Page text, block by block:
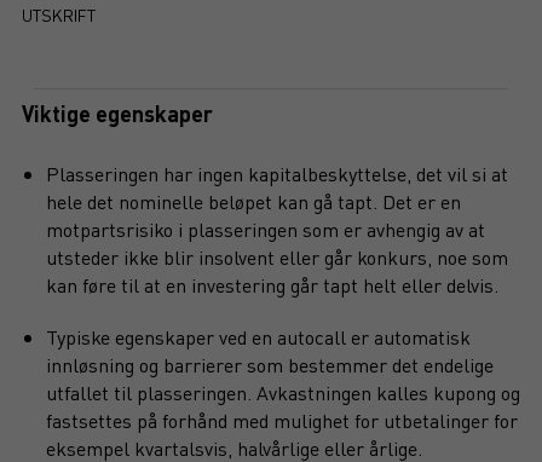
UTSKRIFT
Viktige egenskaper
Plasseringen har ingen kapitalbeskyttelse, det vil si at
hele det nominelle beløpet kan gå tapt. Det er en
motpartsrisiko i plasseringen som er avhengig av at
utsteder ikke blir insolvent eller går konkurs, noe som
kan føre til at en investering går tapt helt eller delvis.
Typiske egenskaper ved en autocall er automatisk
innløsning og barrierer som bestemmer det endelige
utfallet til plasseringen. Avkastningen kalles kupong og
fastsettes på forhånd med mulighet for utbetalinger for
eksempel kvartalsvis, halvårlige eller årlige.